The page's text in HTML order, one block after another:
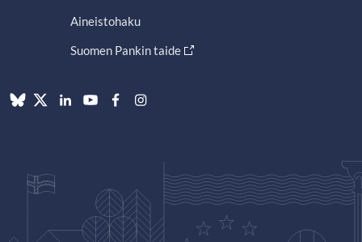
Aineistohaku
Suomen Pankin taide